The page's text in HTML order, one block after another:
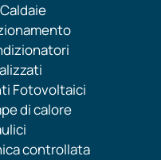
Fotovoltaici
di calore
controllata